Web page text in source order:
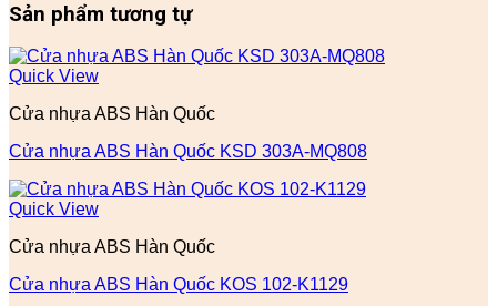
Sản phẩm tương tự
Quick View
Cửa nhựa ABS Hàn Quốc
Cửa nhựa ABS Hàn Quốc KSD 303A-MQ808
Quick View
Cửa nhựa ABS Hàn Quốc
Cửa nhựa ABS Hàn Quốc KOS 102-K1129